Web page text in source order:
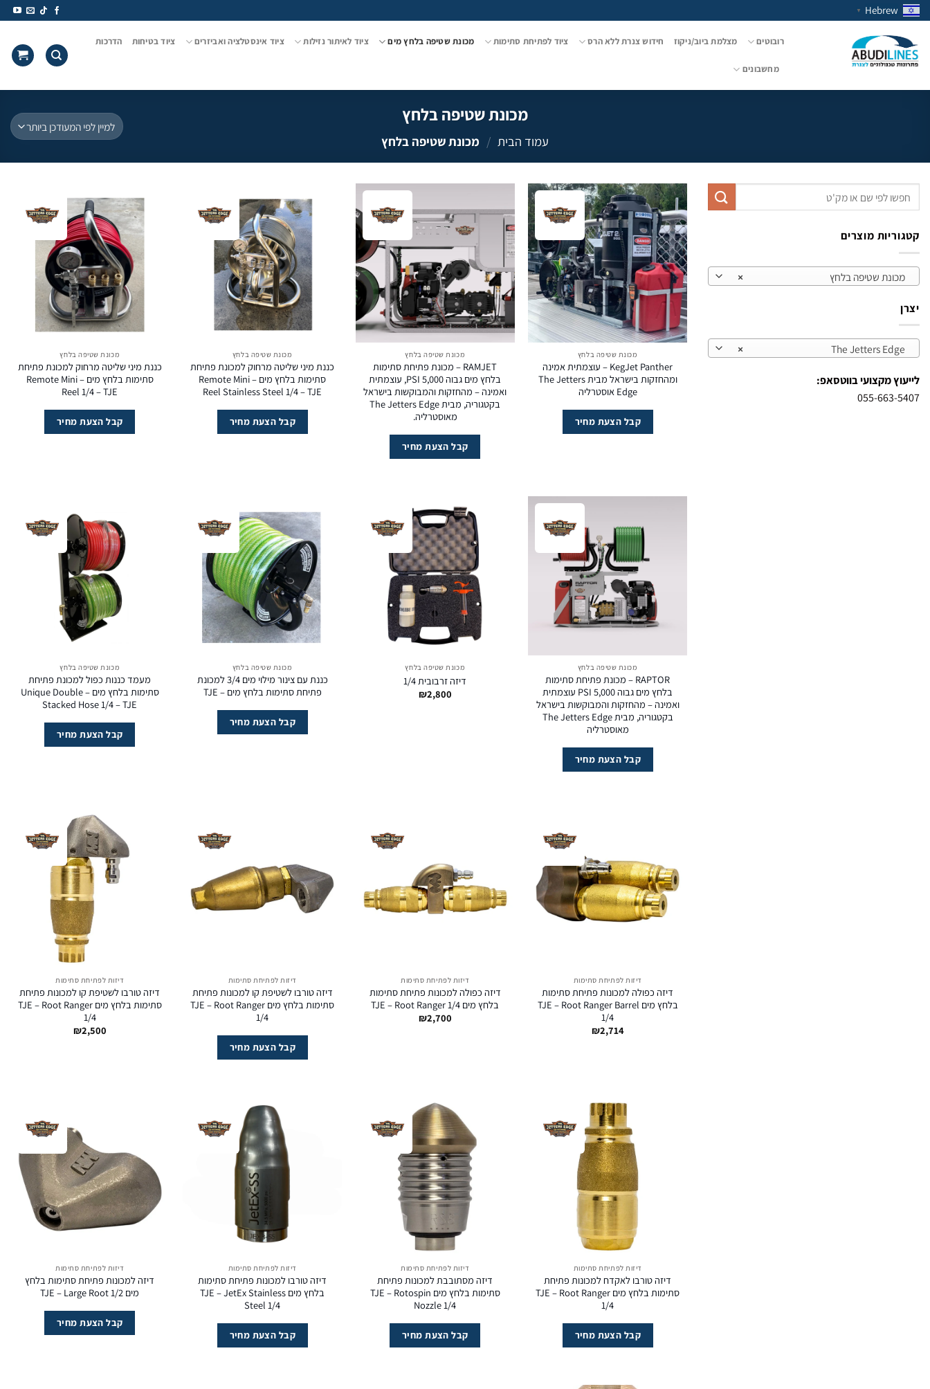
Skip
to
content
Hebrew
▼
רובוטים מצלמת ביוב/ניקוז חידוש צנרת ללא הרס ציוד לפתיחת סתימות מכונת שטיפה בלחץ מים ציוד לאיתור נזילות ציוד אינסטלציה ואביזרים ציוד בטיחות הדרכות
מחשבונים
מכונת שטיפה בלחץ
עמוד הבית / מכונת שטיפה בלחץ
עבור:
קטגוריות מוצרים
× מכונת שטיפה בלחץ
יצרן
× The Jetters Edge
לייעוץ מקצועי בווטסאפ:
055-663-5407
מכונת שטיפה בלחץ
KegJet Panther – עוצמתית אמינה
ומהחזקות בישראל מבית The Jetters
Edge אוסטרליה
קבל הצעת מחיר
מכונת שטיפה בלחץ
RAMJET – מכונת פתיחת סתימות
בלחץ מים גבוה 5,000 PSI, עוצמתית
ואמינה – מהחזקות והמבוקשות בישראל
בקטגוריה, מבית The Jetters Edge
מאוסטרליה.
קבל הצעת מחיר
מכונת שטיפה בלחץ
כננת מיני שליטה מרחוק למכונת פתיחת
סתימות בלחץ מים – Remote Mini
Reel Stainless Steel 1/4 – TJE
קבל הצעת מחיר
מכונת שטיפה בלחץ
כננת מיני שליטה מרחוק למכונת פתיחת
סתימות בלחץ מים – Remote Mini
Reel 1/4 – TJE
קבל הצעת מחיר
מכונת שטיפה בלחץ
RAPTOR – מכונת פתיחת סתימות
בלחץ מים גבוה 5,000 PSI עוצמתית
ואמינה – מהחזקות והמבוקשות בישראל
בקטגוריה, מבית The Jetters Edge
מאוסטרליה
קבל הצעת מחיר
מכונת שטיפה בלחץ
דיזה זרבובית 1/4
₪2,800
מכונת שטיפה בלחץ
כננת עם צינור מילוי מים 3/4 למכונת
פתיחת סתימות בלחץ מים – TJE
קבל הצעת מחיר
מכונת שטיפה בלחץ
מעמד כננות כפול למכונת פתיחת
סתימות בלחץ מים – Unique Double
Stacked Hose 1/4 – TJE
קבל הצעת מחיר
דיזות לפתיחת סתימות
דיזה כפולה למכונות פתיחת סתימות
בלחץ מים TJE – Root Ranger Barrel
1/4
₪2,714
דיזות לפתיחת סתימות
דיזה כפולה למכונות פתיחת סתימות
בלחץ מים TJE – Root Ranger 1/4
₪2,700
דיזות לפתיחת סתימות
דיזה טורבו לשטיפת קו למכונות פתיחת
סתימות בלחץ מים TJE – Root Ranger
1/4
קבל הצעת מחיר
דיזות לפתיחת סתימות
דיזה טורבו לשטיפת קו למכונות פתיחת
סתימות בלחץ מים TJE – Root Ranger
1/4
₪2,500
דיזות לפתיחת סתימות
דיזה טורבו לאקדח למכונות פתיחת
סתימות בלחץ מים TJE – Root Ranger
1/4
קבל הצעת מחיר
דיזות לפתיחת סתימות
דיזה מסתובבת למכונות פתיחת
סתימות בלחץ מים TJE – Rotospin
Nozzle 1/4
קבל הצעת מחיר
דיזות לפתיחת סתימות
דיזה טורבו למכונות פתיחת סתימות
בלחץ מים TJE – JetEx Stainless
Steel 1/4
קבל הצעת מחיר
דיזות לפתיחת סתימות
דיזה למכונות פתיחת סתימות בלחץ
מים TJE – Large Root 1/2
קבל הצעת מחיר